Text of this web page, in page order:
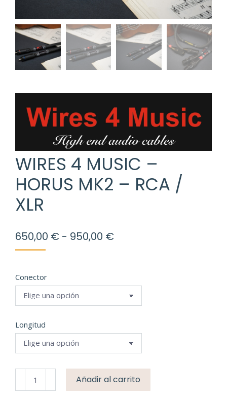
WIRES 4 MUSIC –
HORUS MK2 – RCA /
XLR
650,00 € - 950,00 €Rango
650,00 €
hasta
Conector
Longitud
Añadir al carrito